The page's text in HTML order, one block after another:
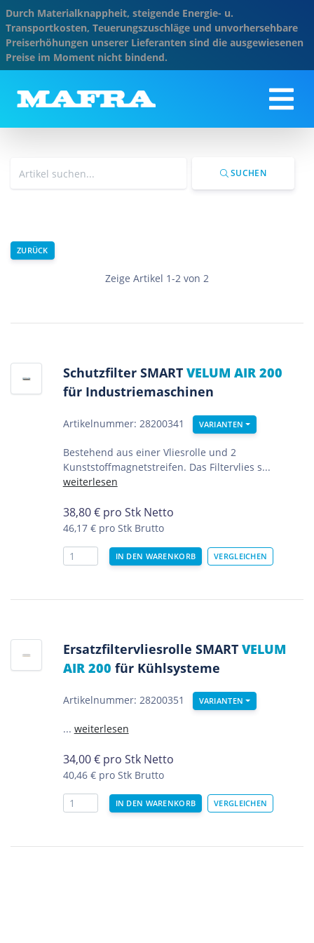
Durch Materialknappheit, steigende Energie- u.
Transportkosten, Teuerungszuschläge und unvorhersehbare
Preiserhöhungen unserer Lieferanten sind die ausgewiesenen
Preise im Moment nicht bindend.
SUCHEN
ZURÜCK
Zeige Artikel 1-2 von 2
Schutzfilter SMART VELUM AIR 200
für Industriemaschinen
Artikelnummer: 28200341 VARIANTEN
Bestehend aus einer Vliesrolle und 2
Kunststoffmagnetstreifen. Das Filtervlies s...
weiterlesen
38,80€ pro Stk Netto
46,17 € pro Stk Brutto
Ersatzfiltervliesrolle SMART VELUM
AIR 200 für Kühlsysteme
Artikelnummer: 28200351 VARIANTEN
... weiterlesen
34,00€ pro Stk Netto
40,46 € pro Stk Brutto